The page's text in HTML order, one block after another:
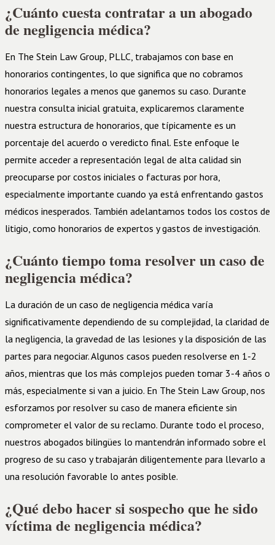
¿Cuánto cuesta contratar a un abogado
de negligencia médica?
En The Stein Law Group, PLLC, trabajamos con base en
honorarios contingentes, lo que significa que no cobramos
honorarios legales a menos que ganemos su caso. Durante
nuestra consulta inicial gratuita, explicaremos claramente
nuestra estructura de honorarios, que típicamente es un
porcentaje del acuerdo o veredicto final. Este enfoque le
permite acceder a representación legal de alta calidad sin
preocuparse por costos iniciales o facturas por hora,
especialmente importante cuando ya está enfrentando gastos
médicos inesperados. También adelantamos todos los costos de
litigio, como honorarios de expertos y gastos de investigación.
¿Cuánto tiempo toma resolver un caso de
negligencia médica?
La duración de un caso de negligencia médica varía
significativamente dependiendo de su complejidad, la claridad de
la negligencia, la gravedad de las lesiones y la disposición de las
partes para negociar. Algunos casos pueden resolverse en 1-2
años, mientras que los más complejos pueden tomar 3-4 años o
más, especialmente si van a juicio. En The Stein Law Group, nos
esforzamos por resolver su caso de manera eficiente sin
comprometer el valor de su reclamo. Durante todo el proceso,
nuestros abogados bilingües lo mantendrán informado sobre el
progreso de su caso y trabajarán diligentemente para llevarlo a
una resolución favorable lo antes posible.
¿Qué debo hacer si sospecho que he sido
víctima de negligencia médica?